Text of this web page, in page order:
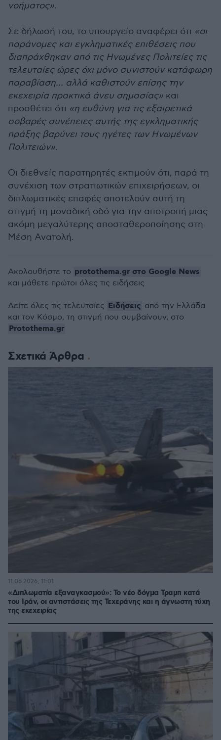
νοήματος».
Σε δήλωσή του, το υπουργείο αναφέρει ότι «οι
παράνομες και εγκληματικές επιθέσεις που
διαπράχθηκαν από τις Ηνωμένες Πολιτείες τις
τελευταίες ώρες όχι μόνο συνιστούν κατάφωρη
παραβίαση… αλλά καθιστούν επίσης την
εκεχειρία πρακτικά άνευ σημασίας» και
προσθέτει ότι «η ευθύνη για τις εξαιρετικά
σοβαρές συνέπειες αυτής της εγκληματικής
πράξης βαρύνει τους ηγέτες των Ηνωμένων
Πολιτειών».
Οι διεθνείς παρατηρητές εκτιμούν ότι, παρά τη
συνέχιση των στρατιωτικών επιχειρήσεων, οι
διπλωματικές επαφές αποτελούν αυτή τη
στιγμή τη μοναδική οδό για την αποτροπή μιας
ακόμη μεγαλύτερης αποσταθεροποίησης στη
Μέση Ανατολή.
Σχετικά Άρθρα
«Διπλωματία εξαναγκασμού»: Το νέο δόγμα Τραμπ κατά
του Ιράν, οι αντιστάσεις της Τεχεράνης και η άγνωστη τύχη
της εκεχειρίας
11.06.2026, 11:01
Ακολουθήστε το protothema.gr στο Google News
και μάθετε πρώτοι όλες τις ειδήσεις
Δείτε όλες τις τελευταίες Ειδήσεις από την Ελλάδα
και τον Κόσμο, τη στιγμή που συμβαίνουν, στο
Protothema.gr